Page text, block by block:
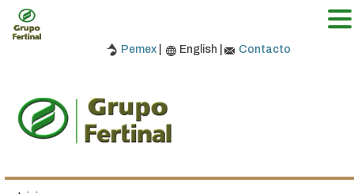
Pemex English | Contacto